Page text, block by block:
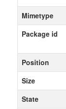
Mimetype
Package id
Position
Size
State